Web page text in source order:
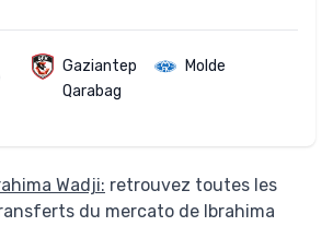
Gaziantep
Molde
Qarabag
Wadji: retrouvez toutes les
du mercato de Ibrahima